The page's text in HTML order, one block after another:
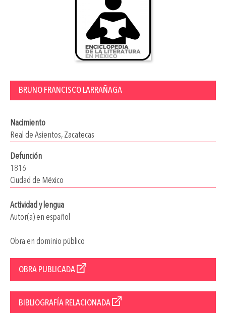
BRUNO FRANCISCO LARRAÑAGA
Nacimiento
Real de Asientos, Zacatecas
Defunción
1816
Ciudad de México
Actividad y lengua
Autor(a) en español
Obra en dominio público
OBRA PUBLICADA
BIBLIOGRAFÍA RELACIONADA